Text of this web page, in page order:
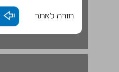
חזרה לאתר